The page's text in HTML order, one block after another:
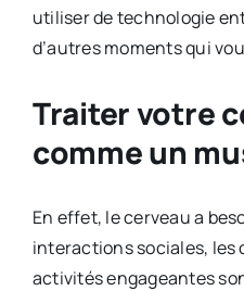
utiliser de technologie
d’autres moments qui
Traiter votre
comme un
En effet, le cerveau a
interactions sociales, les
activités engageantes